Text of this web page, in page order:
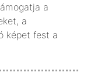
a
a
képet fest a